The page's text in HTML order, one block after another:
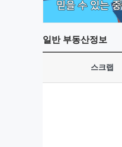
일반부동산정보
스크랩